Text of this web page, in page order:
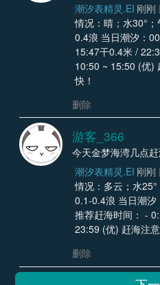
潮汐表精灵.EI 刚刚
情况：晴；水30°
0.4浪 当日潮汐：
15:47干0.4米 /
10:50 ~ 15:50 (优)
快！
删除
游客_366
今天金梦海湾几点
潮汐表精灵.EI 刚刚
情况：多云；水25°
0.1-0.4浪 当日潮
推荐赶海时间： -
23:59 (优) 赶海注
删除